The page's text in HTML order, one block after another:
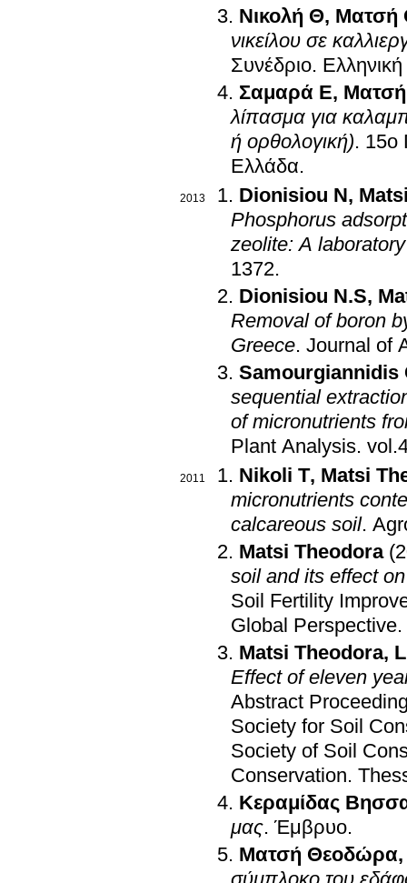
Νικολή Θ, Ματσή
νικείλου σε
Συνέδριο.
Σαμαρά Ε,
λίπασμα για
ή ορθολογική). 15ο
Ελλάδα.
2013 Dionisiou N,
Phosphorus
zeolite: A
1372.
Dionisiou N.S,
Removal of boron
Greece. Journal of
Samourgiannidis
sequential
of micronutrients
Plant Analysis.
2011 Nikoli T, Matsi
micronutrients
calcareous soil.
Matsi Theodora
soil and its effect
Soil Fertility
Global Perspective.
Matsi Theodora,
Effect of eleven
Abstract
Society for Soil
Society of Soil
Conservation.
Κεραμίδας
μας. Έμβρυο.
Ματσή Θεοδώρα